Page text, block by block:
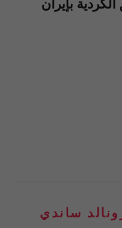
بإيران
ساندي